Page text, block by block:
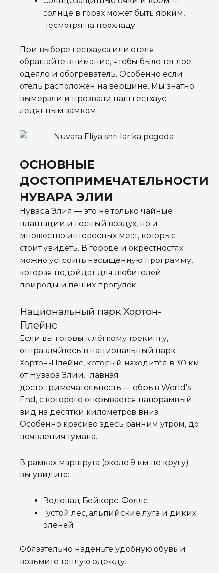
солнце в горах может быть ярким,
несмотря на прохладу
При выборе гестхауса или отеля
обращайте внимание, чтобы было теплое
одеяло и обогреватель. Особенно если
отель расположен на вершине. Мы знатно
вымерзли и прозвали наш гестхаус
ледянным замком.
ОСНОВНЫЕ
ДОСТОПРИМЕЧАТЕЛЬНОСТИ
НУВАРА ЭЛИИ
Нувара Элия — это не только чайные
плантации и горный воздух, но и
множество интересных мест, которые
стоит увидеть. В городе и окрестностях
можно устроить насыщенную программу,
которая подойдет для любителей
природы и пеших прогулок.
Национальный парк Хортон-
Плейнс
Если вы готовы к лёгкому трекингу,
отправляйтесь в национальный парк
Хортон-Плейнс, который находится в 30 км
от Нувара Элии. Главная
достопримечательность — обрыв World’s
End, с которого открывается панорамный
вид на десятки километров вниз.
Особенно красиво здесь ранним утром, до
появления тумана.
В рамках маршрута (около 9 км по кругу)
вы увидите:
Водопад Бейкерс-Фоллс
Густой лес, альпийские луга и диких
оленей
Обязательно наденьте удобную обувь и
возьмите тёплую одежду.